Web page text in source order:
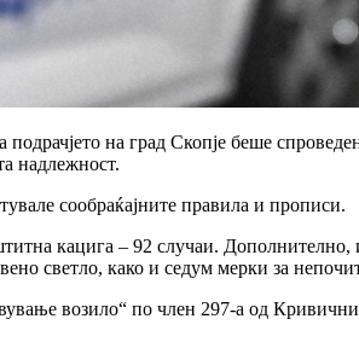
на град Скопје беше
надлежност.
сообраќајните правила и прописи.
кацига – 92 случаи. Дополнително,
светло, како и седум мерки за
возило“ по член 297-а од